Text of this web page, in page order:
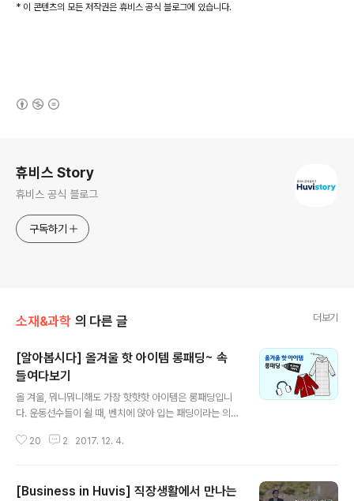
* 이 콘텐츠의 모든 저작권은 휴비스 공식 블로그에 있습니다.
휴비스 Story
휴비스 공식 블로그
구독하기
소재&과학 의 다른 글 더보기
[알아봅시다] 올겨울 핫 아이템 롱패딩~ 속
들여다보기
올 겨울, 뭐니뭐니해도 가장 핫핫핫 아이템은 롱패딩입니
다. 운동선수들이 쉴 때, 벤치에 앉아 입는 패딩이라는 의미
에 보온용으로 입는다는 의미에서 ‘연예인 패딩’으로 부르
있습니다. 패딩의 유래는 1930년대로 거슬러 올라갑니다.
20 2 2017. 12. 4.
[Business in Huvis] 직장생활에서 만나는